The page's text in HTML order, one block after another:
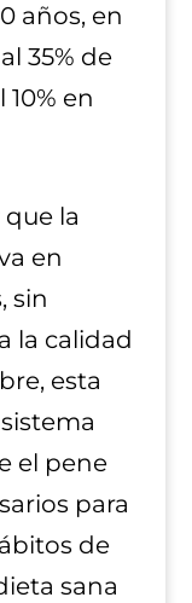
años, en
35% de
en
la
en
sin
la calidad
esta
el pene
para
de
sana